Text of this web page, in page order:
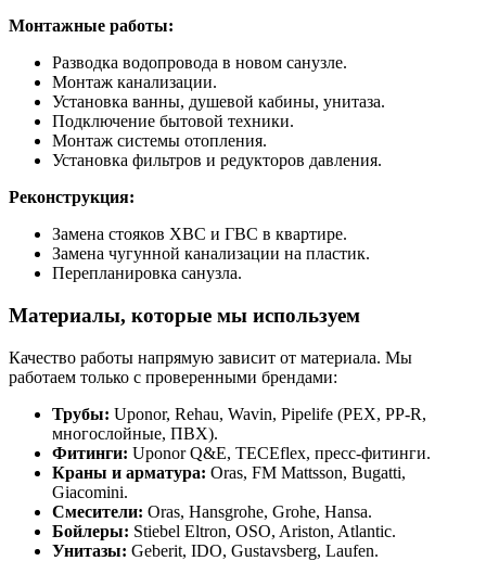
Монтажные работы:
Разводка водопровода в новом санузле.
Монтаж канализации.
Установка ванны, душевой кабины, унитаза.
Подключение бытовой техники.
Монтаж системы отопления.
Установка фильтров и редукторов давления.
Реконструкция:
Замена стояков ХВС и ГВС в квартире.
Замена чугунной канализации на пластик.
Перепланировка санузла.
Материалы, которые мы используем
Качество работы напрямую зависит от материала. Мы
работаем только с проверенными брендами:
Трубы: Uponor, Rehau, Wavin, Pipelife (PEX, PP-R,
многослойные, ПВХ).
Фитинги: Uponor Q&E, TECEflex, пресс-фитинги.
Краны и арматура: Oras, FM Mattsson, Bugatti,
Giacomini.
Смесители: Oras, Hansgrohe, Grohe, Hansa.
Бойлеры: Stiebel Eltron, OSO, Ariston, Atlantic.
Унитазы: Geberit, IDO, Gustavsberg, Laufen.